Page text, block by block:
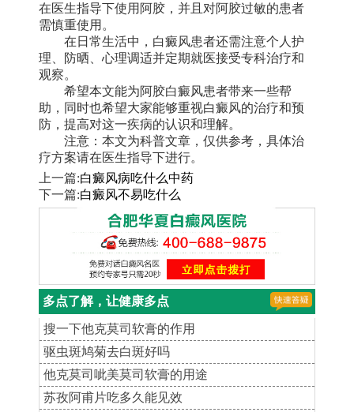
在医生指导下使用阿胶，并且对阿胶过敏的患者
需慎重使用。
在日常生活中，白癜风患者还需注意个人护
理、防晒、心理调适并定期就医接受专科治疗和
观察。
希望本文能为阿胶白癜风患者带来一些帮
助，同时也希望大家能够重视白癜风的治疗和预
防，提高对这一疾病的认识和理解。
注意：本文为科普文章，仅供参考，具体治
疗方案请在医生指导下进行。
上一篇:白癜风病吃什么中药
下一篇:白癜风不易吃什么
多点了解，让健康多点
搜一下他克莫司软膏的作用
驱虫斑鸠菊去白斑好吗
他克莫司呲美莫司软膏的用途
苏孜阿甫片吃多久能见效